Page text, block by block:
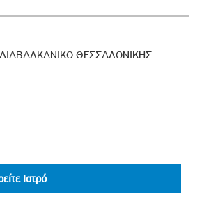
ΔΙΑΒΑΛΚΑΝΙΚΟ ΘΕΣΣΑΛΟΝΙΚΗΣ
Ιατρό